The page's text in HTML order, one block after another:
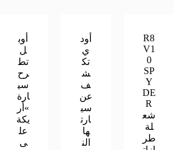
R8
V1
0
SP
Y
DE
R
شع
لة
طر
أود
ي
تك
ش
ف
عن
سي
ارت
ها
الن
أوب
ل
تط
رح
سي
ارة
»أر
يكة
عل
ى